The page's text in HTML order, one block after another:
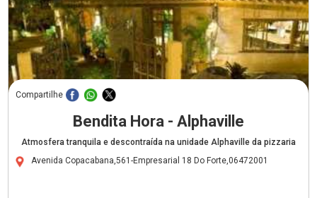
Compartilhe
Bendita Hora - Alphaville
Atmosfera tranquila e descontraída na unidade Alphaville da pizzaria
Avenida Copacabana,561-Empresarial 18 Do Forte,06472001